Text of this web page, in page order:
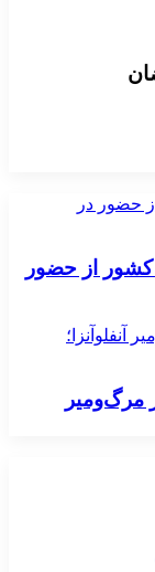
حضور در
کشور از حضور
مرگ‌ومیر